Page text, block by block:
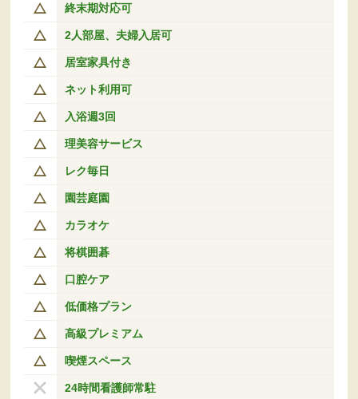
終末期対応可
2人部屋、夫婦入居可
居室家具付き
ネット利用可
入浴週3回
理美容サービス
レク毎日
園芸庭園
カラオケ
将棋囲碁
口腔ケア
低価格プラン
高級プレミアム
喫煙スペース
24時間看護師常駐